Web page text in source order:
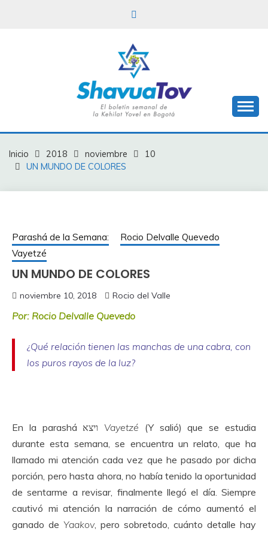
BOLETÍN SHAVUA
TOV
Inicio 2018 noviembre
10
UN MUNDO DE COLORES
Parashá de la Semana:
Rocio Delvalle Quevedo
Vayetzé
UN MUNDO DE COLORES
noviembre 10, 2018 Rocio del Valle
Por: Rocio Delvalle Quevedo
¿Qué relación tienen las manchas de una cabra, con
los puros rayos de la luz?
En la parashá ויצאVayetzé (Y salió) que se estudia
durante esta semana, se encuentra un relato, que ha
llamado mi atención cada vez que he pasado por dicha
porción, pero hasta ahora, no había tenido la oportunidad
de sentarme a revisar, finalmente llegó el día. Siempre
cautivó mi atención la narración de cómo aumentó el
ganado de Yaakov, pero sobretodo, cuánto detalle hay